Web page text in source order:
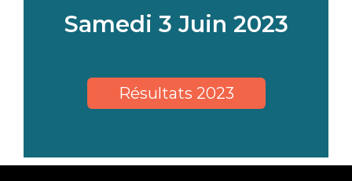
Samedi 3 Juin 2023
Résultats 2023